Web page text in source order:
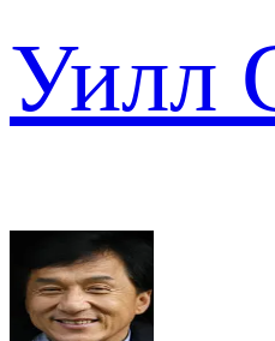
Уилл